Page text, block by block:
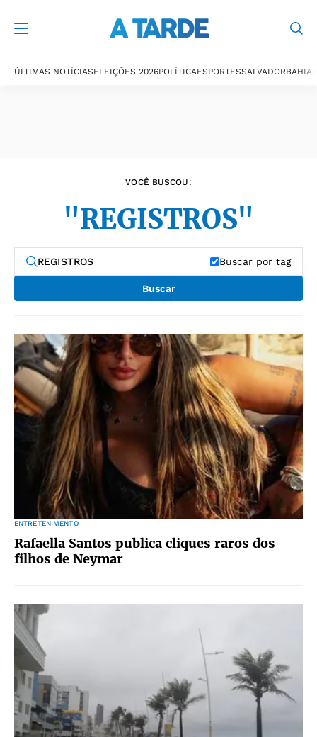
ÚLTIMAS NOTÍCIASELEIÇÕES 2026POLÍTICAESPORTESSALVADORBAHIA
VOCÊ BUSCOU:
"REGISTROS"
Buscar por tag
Buscar
ENTRETENIMENTO
Rafaella Santos publica cliques raros dos
filhos de Neymar